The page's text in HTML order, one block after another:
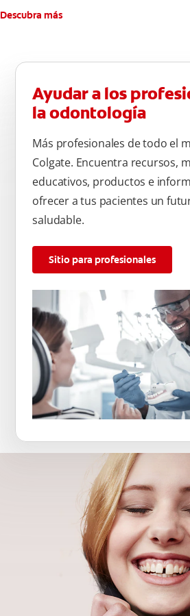
Descubra más
Ayudar a los
la odontología
Más profesionales de todo el
Colgate. Encuentra recursos,
educativos, productos e
ofrecer a tus pacientes un
saludable.
Sitio para profesionales